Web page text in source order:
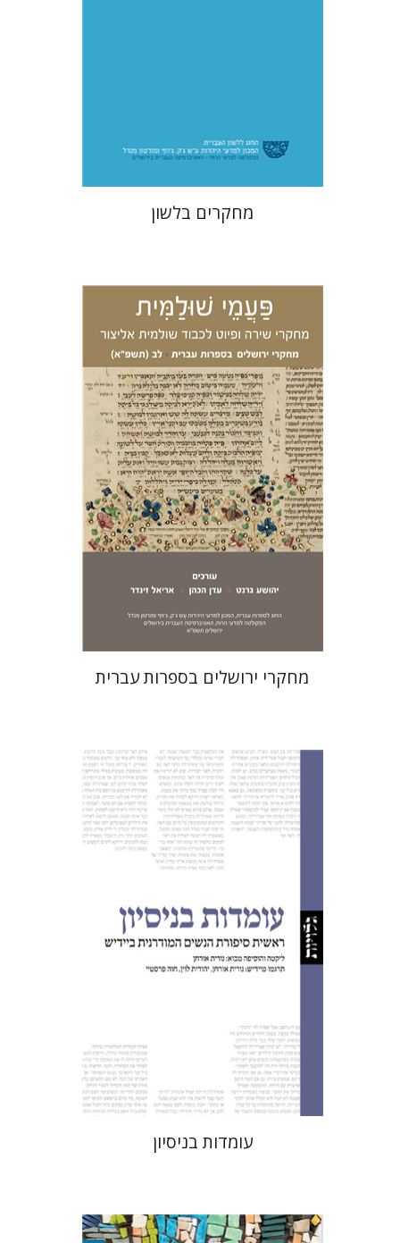
מחקרים בלשון
אריאל זינדר יהושע גרנט
עדן
הכהן
$35
$32
מחקרי ירושלים בספרות עברית
נורית אורחן
נורית אורחן
חוה פרסטיי יהודית לוין
הנחת אתר ספר מודפס
עומדות בניסיון